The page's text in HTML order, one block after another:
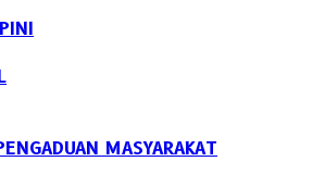
MASYARAKAT